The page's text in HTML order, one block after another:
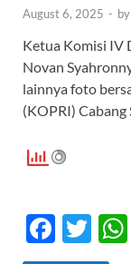
August 6, 2025 - by
Ketua Komisi IV
Novan
lainnya foto
(KOPRI) Cabang
F
ac
T
w